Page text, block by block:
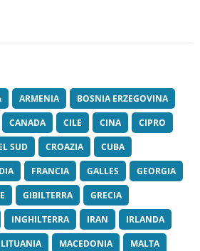
ARMENIA
BOSNIA ERZEGOVINA
CANADA CILE CINA
CIPRO
SUD CROAZIA
CUBA
FRANCIA GALLES
GEORGIA
GIBILTERRA
GRECIA
INGHILTERRA IRAN
IRLANDA
LITUANIA MACEDONIA
MALTA